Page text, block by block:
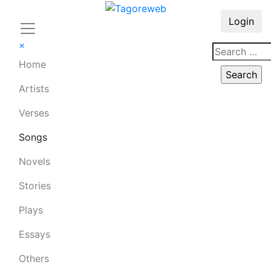
×
Home
Artists
Verses
Songs
Novels
Stories
Plays
Essays
Others
Login